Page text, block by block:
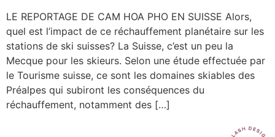
LE REPORTAGE DE CAM HOA PHO EN SUISSE Alors,
quel est l’impact de ce réchauffement planétaire sur les
stations de ski suisses? La Suisse, c’est un peu la
Mecque pour les skieurs. Selon une étude effectuée par
le Tourisme suisse, ce sont les domaines skiables des
Préalpes qui subiront les conséquences du
réchauffement, notamment des […]